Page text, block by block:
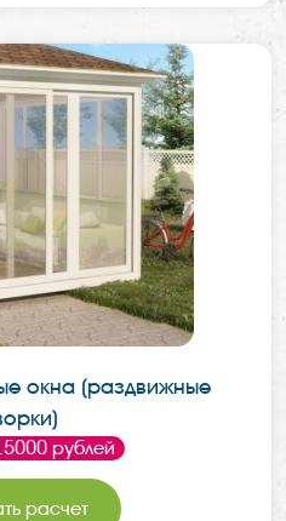
окна (раздвижные
рублей
расчет